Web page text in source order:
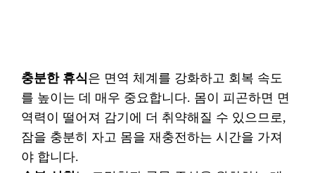
충분한 휴식은 면역 체계를 강화하고 회복 속도
를 높이는 데 매우 중요합니다. 몸이 피곤하면 면
역력이 떨어져 감기에 더 취약해질 수 있으므로,
잠을 충분히 자고 몸을 재충전하는 시간을 가져
야 합니다.